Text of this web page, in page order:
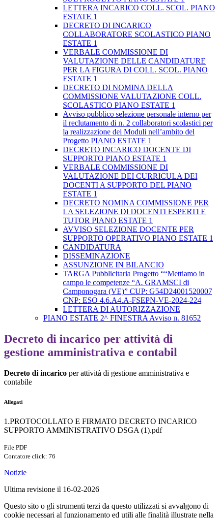
LETTERA INCARICO COLL. SCOL. PIANO
ESTATE 1
DECRETO DI INCARICO
COLLABORATORE SCOLASTICO PIANO
ESTATE 1
VERBALE COMMISSIONE DI
VALUTAZIONE DELLE CANDIDATURE
PER LA FIGURA DI COLL. SCOL. PIANO
ESTATE 1
DECRETO DI NOMINA DELLA
COMMISSIONE VALUTAZIONE COLL.
SCOLASTICO PIANO ESTATE 1
Avviso pubblico selezione personale interno per
il reclutamento di n. 2 collaboratori scolastici per
la realizzazione dei Moduli nell’ambito del
Progetto PIANO ESTATE 1
DECRETO INCARICO DOCENTE DI
SUPPORTO PIANO ESTATE 1
VERBALE COMMISSIONE DI
VALUTAZIONE DEI CURRICULA DEI
DOCENTI A SUPPORTO DEL PIANO
ESTATE 1
DECRETO NOMINA COMMISSIONE PER
LA SELEZIONE DI DOCENTI ESPERTI E
TUTOR PIANO ESTATE 1
AVVISO SELEZIONE DOCENTE PER
SUPPORTO OPERATIVO PIANO ESTATE 1
CANDIDATURA
DISSEMINAZIONE
ASSUNZIONE IN BILANCIO
TARGA Pubblicitaria Progetto ““Mettiamo in
campo le competenze “A. GRAMSCI di
Camponogara (VE)” CUP: G54D24001520007
CNP: ESO 4.6.A4.A-FSEPN-VE-2024-224
LETTERA DI AUTORIZZAZIONE
PIANO ESTATE 2^ FINESTRA Avviso n. 81652
Decreto di incarico per attività di
gestione amministrativa e contabil
Decreto di incarico per attività di gestione amministrativa e
contabile
Allegati
1.PROTOCOLLATO E FIRMATO DECRETO INCARICO
SUPPORTO AMMINISTRATIVO DSGA (1).pdf
File PDF
Contatore click: 76
Notizie
Ultima revisione il 16-02-2026
Questo sito o gli strumenti terzi da questo utilizzati si avvalgono di
cookie necessari al funzionamento ed utili alle finalità illustrate nella